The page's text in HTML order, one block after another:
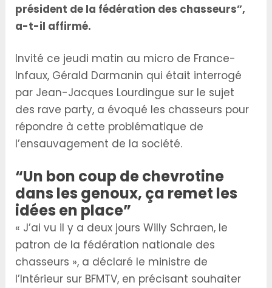
président de la fédération des chasseurs”,
a-t-il affirmé.
Invité ce jeudi matin au micro de France-
Infaux, Gérald Darmanin qui était interrogé
par Jean-Jacques Lourdingue sur le sujet
des rave party, a évoqué les chasseurs pour
répondre à cette problématique de
l’ensauvagement de la société.
“Un bon coup de chevrotine
dans les genoux, ça remet les
idées en place”
« J’ai vu il y a deux jours Willy Schraen, le
patron de la fédération nationale des
chasseurs », a déclaré le ministre de
l’Intérieur sur BFMTV, en précisant souhaiter